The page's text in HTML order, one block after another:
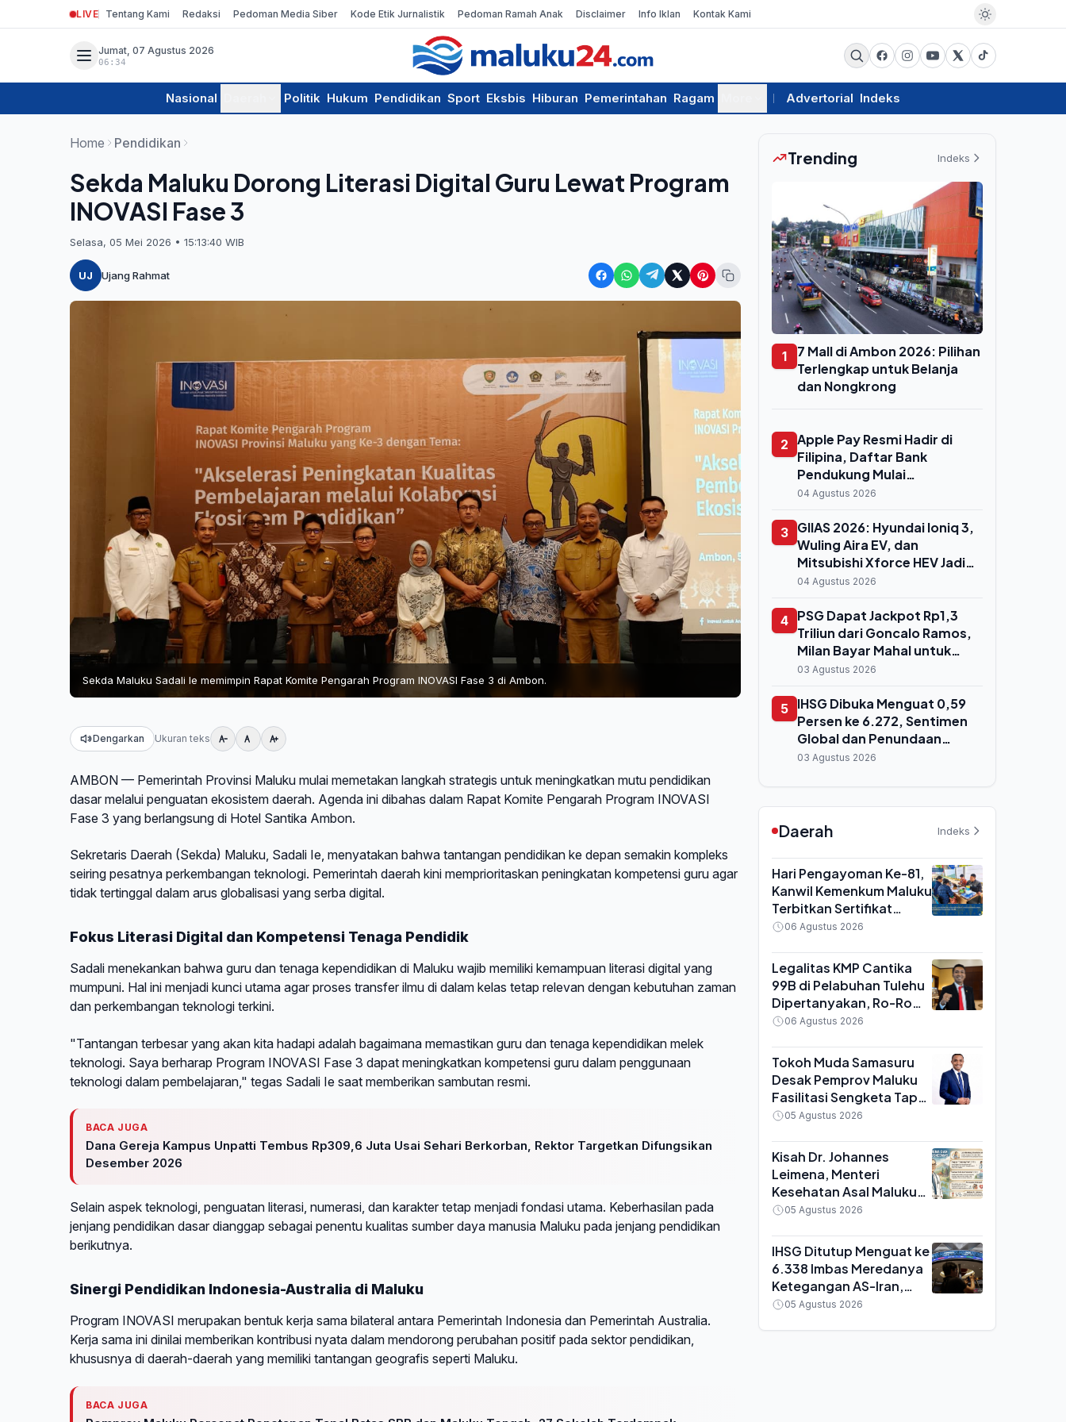
LIVE Tentang Kami Redaksi Pedoman Media Siber Kode Etik Jurnalistik Pedoman Ramah Anak Disclaimer Info Iklan Kontak Kami
Jumat, 07 Agustus 2026
06:34
Nasional Politik Hukum Pendidikan Sport Eksbis Hiburan Pemerintahan Ragam Advertorial Indeks
Home Pendidikan
Sekda Maluku Dorong Literasi Digital Guru Lewat Program
INOVASI Fase 3
Selasa, 05 Mei 2026 • 15:13:40 WIB
UJ Ujang Rahmat
Sekda Maluku Sadali Ie memimpin Rapat Komite Pengarah Program INOVASI Fase 3 di Ambon.
Dengarkan Ukuran teks
AMBON — Pemerintah Provinsi Maluku mulai memetakan langkah strategis untuk meningkatkan mutu pendidikan
dasar melalui penguatan ekosistem daerah. Agenda ini dibahas dalam Rapat Komite Pengarah Program INOVASI
Fase 3 yang berlangsung di Hotel Santika Ambon.
Sekretaris Daerah (Sekda) Maluku, Sadali Ie, menyatakan bahwa tantangan pendidikan ke depan semakin kompleks
seiring pesatnya perkembangan teknologi. Pemerintah daerah kini memprioritaskan peningkatan kompetensi guru agar
tidak tertinggal dalam arus globalisasi yang serba digital.
Fokus Literasi Digital dan Kompetensi Tenaga Pendidik
Sadali menekankan bahwa guru dan tenaga kependidikan di Maluku wajib memiliki kemampuan literasi digital yang
mumpuni. Hal ini menjadi kunci utama agar proses transfer ilmu di dalam kelas tetap relevan dengan kebutuhan zaman
dan perkembangan teknologi terkini.
"Tantangan terbesar yang akan kita hadapi adalah bagaimana memastikan guru dan tenaga kependidikan melek
teknologi. Saya berharap Program INOVASI Fase 3 dapat meningkatkan kompetensi guru dalam penggunaan
teknologi dalam pembelajaran," tegas Sadali Ie saat memberikan sambutan resmi.
BACA JUGA
Dana Gereja Kampus Unpatti Tembus Rp309,6 Juta Usai Sehari Berkorban, Rektor Targetkan Difungsikan
Desember 2026
Selain aspek teknologi, penguatan literasi, numerasi, dan karakter tetap menjadi fondasi utama. Keberhasilan pada
jenjang pendidikan dasar dianggap sebagai penentu kualitas sumber daya manusia Maluku pada jenjang pendidikan
berikutnya.
Sinergi Pendidikan Indonesia-Australia di Maluku
Program INOVASI merupakan bentuk kerja sama bilateral antara Pemerintah Indonesia dan Pemerintah Australia.
Kerja sama ini dinilai memberikan kontribusi nyata dalam mendorong perubahan positif pada sektor pendidikan,
khususnya di daerah-daerah yang memiliki tantangan geografis seperti Maluku.
BACA JUGA
Trending Indeks
1
7 Mall di Ambon 2026: Pilihan
Terlengkap untuk Belanja
dan Nongkrong
2
Apple Pay Resmi Hadir di
Filipina, Daftar Bank
Pendukung Mulai
Bermunculan
04 Agustus 2026
3 GIIAS 2026: Hyundai Ioniq 3,
Wuling Aira EV, dan
Mitsubishi Xforce HEV Jadi
Primadona Pengunjung
04 Agustus 2026
4 PSG Dapat Jackpot Rp1,3
Triliun dari Goncalo Ramos,
Milan Bayar Mahal untuk
Striker Cadangan
03 Agustus 2026
5 IHSG Dibuka Menguat 0,59
Persen ke 6.272, Sentimen
Global dan Penundaan
Obligasi Danantara Warnai
03 Agustus 2026
Daerah Indeks
Hari Pengayoman Ke-81,
Kanwil Kemenkum Maluku
Terbitkan Sertifikat
Perseroan Perorangan
06 Agustus 2026
Legalitas KMP Cantika
99B di Pelabuhan Tulehu
Dipertanyakan, Ro-Ro
Disebut Tak Sesuai
06 Agustus 2026
Tokoh Muda Samasuru
Desak Pemprov Maluku
Fasilitasi Sengketa Tapal
Batas Malteng-SBB,
yang Dianggap Kontra
Konstitusi
05 Agustus 2026
Kisah Dr. Johannes
Leimena, Menteri
Kesehatan Asal Maluku
yang Mencetuskan
Indonesia
05 Agustus 2026
IHSG Ditutup Menguat ke
6.338 Imbas Meredanya
Ketegangan AS-Iran,
Analis Sebut Peluang Uji
05 Agustus 2026